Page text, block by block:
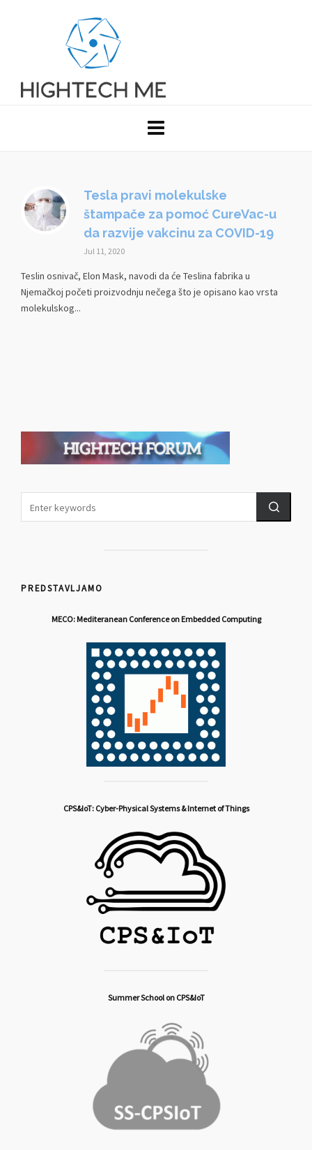
Tesla pravi molekulske
štampače za pomoć CureVac-u
da razvije vakcinu za COVID-19
Jul 11, 2020
Teslin osnivač, Elon Mask, navodi da će Teslina fabrika u
Njemačkoj početi proizvodnju nečega što je opisano kao vrsta
molekulskog...
PREDSTAVLJAMO
MECO: Mediteranean Conference on Embedded Computing
CPS&IoT: Cyber-Physical Systems & Internet of Things
Summer School on CPS&IoT